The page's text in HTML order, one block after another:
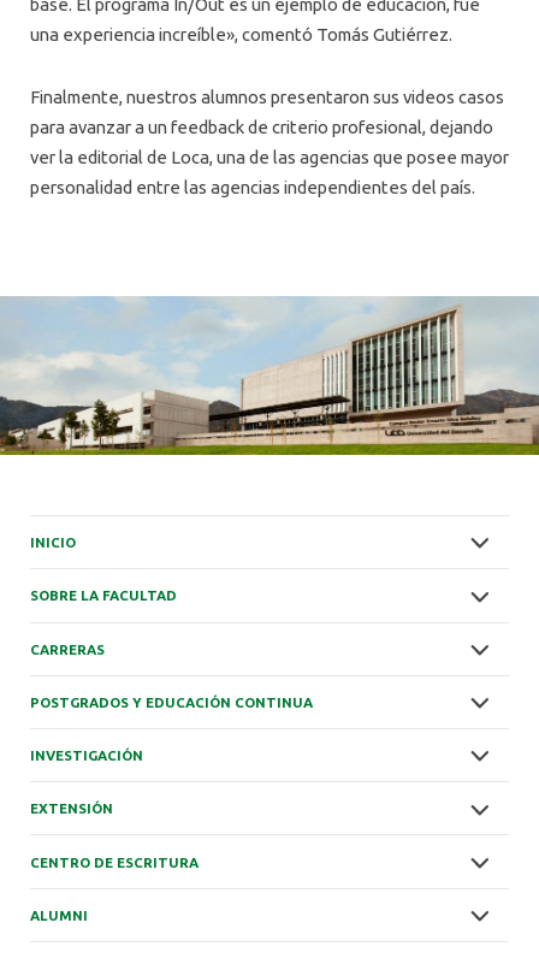
base. El programa In/Out es un ejemplo de educación, fue
una experiencia increíble», comentó Tomás Gutiérrez.
Finalmente, nuestros alumnos presentaron sus videos casos
para avanzar a un feedback de criterio profesional, dejando
ver la editorial de Loca, una de las agencias que posee mayor
personalidad entre las agencias independientes del país.
INICIO
SOBRE LA FACULTAD
CARRERAS
POSTGRADOS Y EDUCACIÓN CONTINUA
INVESTIGACIÓN
EXTENSIÓN
CENTRO DE ESCRITURA
ALUMNI